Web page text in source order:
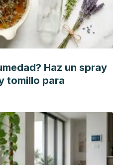
Haz un spray
tomillo para